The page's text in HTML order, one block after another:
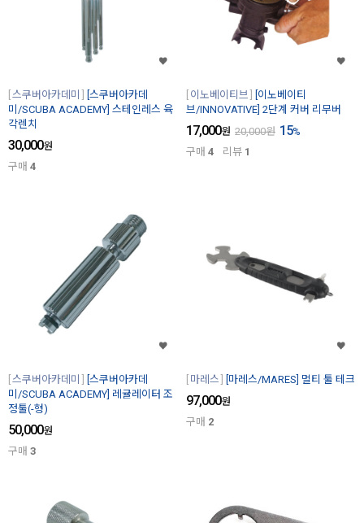
스쿠버아카데미
[스쿠버아카데
미/SCUBA ACADEMY] 스테인레스 육
각렌치
30,000원
구매 4
이노베이티브
[이노베이티
브/INNOVATIVE] 2단계 커버 리무버
17,000원 20,000원 15%
구매 4 리뷰 1
스쿠버아카데미
[스쿠버아카데
미/SCUBA ACADEMY] 레귤레이터 조
정툴(-형)
50,000원
구매 3
마레스 [마레스/MARES] 멀티 툴 테크
97,000원
구매 2